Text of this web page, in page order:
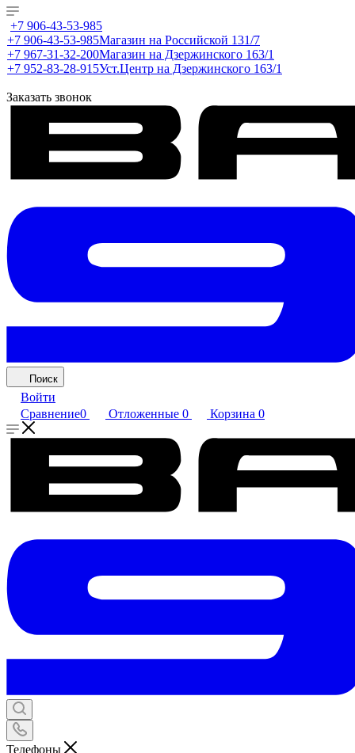
+7 906-43-53-985
+7 906-43-53-985Магазин на Российской 131/7
+7 967-31-32-200Магазин на Дзержинского 163/1
+7 952-83-28-915Уст.Центр на Дзержинского 163/1
Заказать звонок
Поиск
Войти
Сравнение0 Отложенные 0 Корзина 0
Телефоны